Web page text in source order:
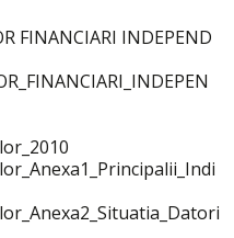
FINANCIARI INDEPEND